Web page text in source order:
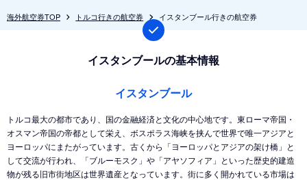
海外航空券TOP トルコ行きの航空券 イスタンブール行きの航空券
イスタンブールの基本情報
イスタンブール
トルコ最大の都市であり、国の金融経済と文化の中心地です。東ローマ帝国・
オスマン帝国の帝都として栄え、ボスポラス海峡を挟んで世界で唯一アジアと
ヨーロッパにまたがっています。古くから「ヨーロッパとアジアの架け橋」と
して交流が行われ、「ブルーモスク」や「アヤソフィア」といった歴史的建造
物が残る旧市街地区は世界遺産となっています。街に多く開かれている市場は